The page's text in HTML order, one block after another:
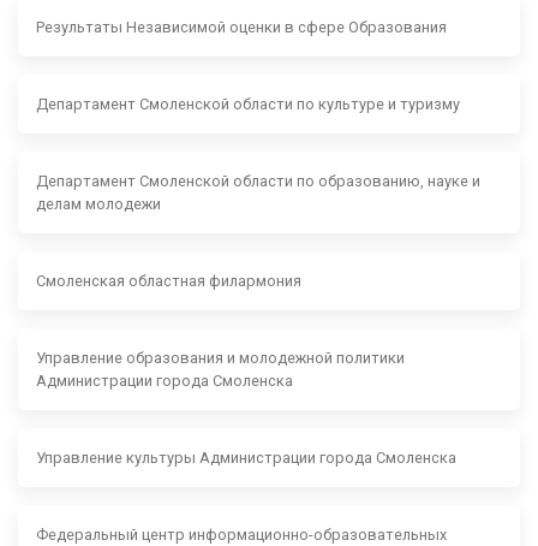
Результаты Независимой оценки в сфере Образования
Департамент Смоленской области по культуре и туризму
Департамент Смоленской области по образованию, науке и
делам молодежи
Смоленская областная филармония
Управление образования и молодежной политики
Администрации города Смоленска
Управление культуры Администрации города Смоленска
Федеральный центр информационно-образовательных